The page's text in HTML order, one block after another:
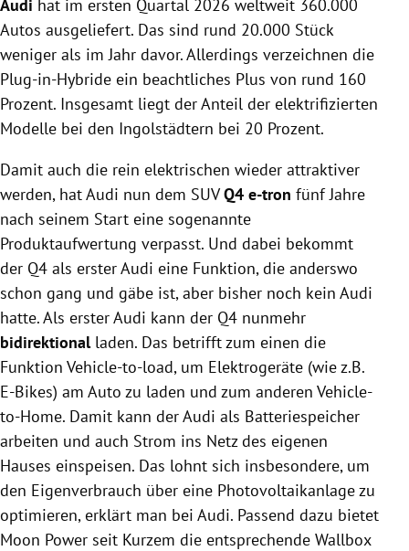
Vehicle-to-Home).
Mehr Reichweite durch effizientere E-Maschinen,
zwei Akkugrößen, neue Ladeleistung bis 185 kW
und verschiedene Antriebsvarianten.
Überarbeitetes Interieur mit serienmäßigen großen
Displays, optionalem Beifahrerbildschirm und
Audi hat im ersten Quartal 2026 weltweit 360.000
Autos ausgeliefert. Das sind rund 20.000 Stück
weniger als im Jahr davor. Allerdings verzeichnen die
Plug-in-Hybride ein beachtliches Plus von rund 160
Prozent. Insgesamt liegt der Anteil der elektrifizierten
Modelle bei den Ingolstädtern bei 20 Prozent.
Damit auch die rein elektrischen wieder attraktiver
werden, hat Audi nun dem SUVQ4 e-tron fünf Jahre
nach seinem Start eine sogenannte
Produktaufwertung verpasst. Und dabei bekommt
der Q4 als erster Audi eine Funktion, die anderswo
schon gang und gäbe ist, aber bisher noch kein Audi
hatte. Als erster Audi kann der Q4 nunmehr
bidirektionalladen. Das betrifft zum einen die
Funktion Vehicle-to-load, um Elektrogeräte (wie z.B.
E-Bikes) am Auto zu laden und zum anderen Vehicle-
to-Home. Damit kann der Audi als Batteriespeicher
arbeiten und auch Strom ins Netz des eigenen
Hauses einspeisen. Das lohnt sich insbesondere, um
den Eigenverbrauch über eine Photovoltaikanlage zu
optimieren, erklärt man bei Audi. Passend dazu bietet
Moon Power seit Kurzem die entsprechende Wallbox